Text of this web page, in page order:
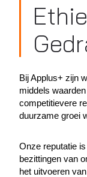
Bij Applus+ zijn
middels
competitievere
duurzame groei
Onze reputatie
bezittingen van
het uitvoeren